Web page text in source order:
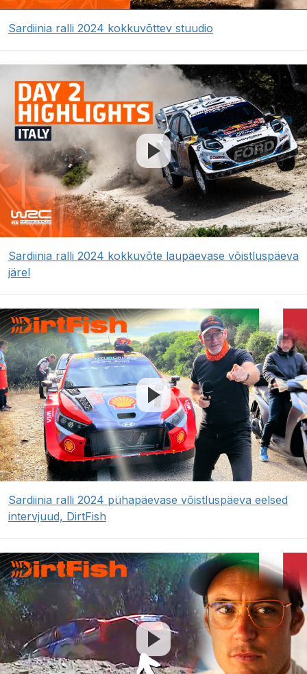
Sardiinia ralli 2024 kokkuvõttev stuudio
Sardiinia ralli 2024 kokkuvõte laupäevase võistluspäeva
järel
Sardiinia ralli 2024 pühapäevase võistluspäeva eelsed
intervjuud, DirtFish